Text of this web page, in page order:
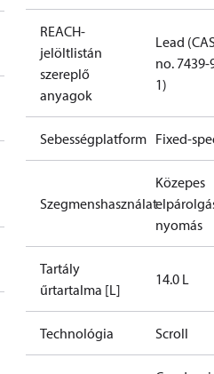
REACH-
jelöltlistán
szereplő
anyagok
Lead
no. 7439-
1)
Sebességplatform Fixed-
Szegmenshasználat
Közepes
nyomás
Tartály
űrtartalma [L]
14.0 L
Technológia Scroll